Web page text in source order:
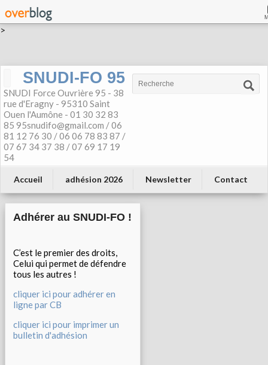
>
SNUDI-FO 95
SNUDI Force Ouvrière 95 - 38
rue d'Eragny - 95310 Saint
Ouen l'Aumône - 01 30 32 83
85 95snudifo@gmail.com / 06
81 12 76 30 / 06 06 78 83 87 /
07 67 34 37 38 / 07 69 17 19
54
Accueil adhésion 2026 Newsletter Contact
Adhérer au SNUDI-FO !
C’est le premier des droits,
Celui qui permet de défendre
tous les autres !
cliquer ici pour adhérer en
ligne par CB
cliquer ici pour imprimer un
bulletin d'adhésion